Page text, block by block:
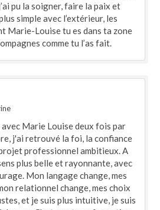
pu la soigner, faire la paix et
simple avec l’extérieur, les
Marie-Louise tu es dans ta zone
comme tu l’as fait.
Marie Louise deux fois par
j'ai retrouvé la foi, la confiance
professionnel ambitieux. A
plus belle et rayonnante, avec
Mon langage change, mes
relationnel change, mes choix
et je suis plus intuitive, je suis